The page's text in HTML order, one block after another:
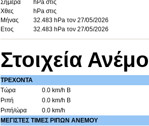
Σήμερα
hPa στις
Χθες
hPa στις
Μήνας
32.483 hPa τον 27/05/2026
Ετος
32.483 hPa τον 27/05/2026
Στοιχεία
ΤΡΕΧΟΝΤΑ
Τώρα
0.0 km/h Β
Ριπή
0.0 km/h Β
Ριπή/ώρα
0.0 km/h
ΜΕΓΙΣΤΕΣ ΤΙΜΕΣ ΡΙΠΩΝ ΑΝΕΜΟΥ